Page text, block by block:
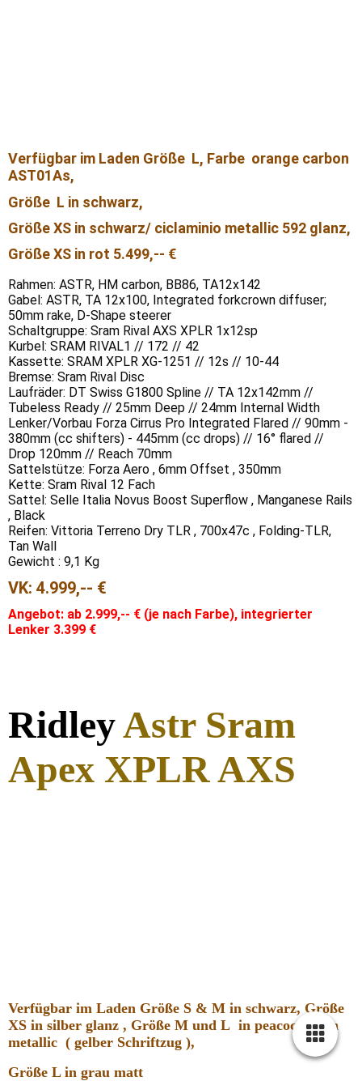
Verfügbar im Laden Größe L, Farbe orange carbon
AST01As,
Größe L in schwarz,
Größe XS in schwarz/ ciclaminio metallic 592 glanz,
Größe XS in rot 5.499,-- €
Rahmen: ASTR, HM carbon, BB86, TA12x142
Gabel: ASTR, TA 12x100, Integrated forkcrown diffuser;
50mm rake, D-Shape steerer
Schaltgruppe: Sram Rival AXS XPLR 1x12sp
Kurbel: SRAM RIVAL1 // 172 // 42
Kassette: SRAM XPLR XG-1251 // 12s // 10-44
Bremse: Sram Rival Disc
Laufräder: DT Swiss G1800 Spline // TA 12x142mm //
Tubeless Ready // 25mm Deep // 24mm Internal Width
Lenker/Vorbau Forza Cirrus Pro Integrated Flared // 90mm -
380mm (cc shifters) - 445mm (cc drops) // 16° flared //
Drop 120mm // Reach 70mm
Sattelstütze: Forza Aero , 6mm Offset , 350mm
Kette: Sram Rival 12 Fach
Sattel: Selle Italia Novus Boost Superflow , Manganese Rails
, Black
Reifen: Vittoria Terreno Dry TLR , 700x47c , Folding-TLR,
Tan Wall
Gewicht : 9,1 Kg
VK: 4.999,-- €
Angebot: ab 2.999,-- € (je nach Farbe), integrierter
Lenker 3.399 €
Ridley Astr Sram
Apex XPLR AXS
Verfügbar im Laden Größe S & M in schwarz, Größe
XS in silber glanz , Größe M und L in peacock grün
metallic ( gelber Schriftzug ),
Größe L in grau matt